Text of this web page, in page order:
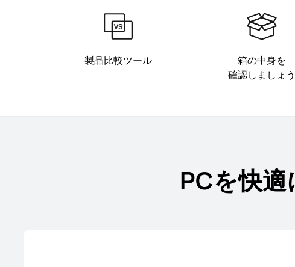
製品比較ツール
箱の中身を
確認しましょう
PCを快